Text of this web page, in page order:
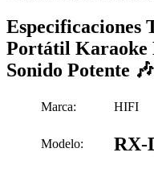
Especificaciones
Portátil Karaoke
Sonido Potente 🎶
Marca: HIFI
Modelo: RX-